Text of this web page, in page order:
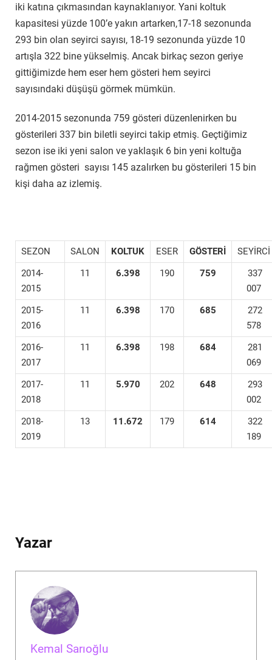
iki katına çıkmasından kaynaklanıyor. Yani koltuk
kapasitesi yüzde 100’e yakın artarken,17-18 sezonunda
293 bin olan seyirci sayısı, 18-19 sezonunda yüzde 10
artışla 322 bine yükselmiş. Ancak birkaç sezon geriye
gittiğimizde hem eser hem gösteri hem seyirci
sayısındaki düşüşü görmek mümkün.
2014-2015 sezonunda 759 gösteri düzenlenirken bu
gösterileri 337 bin biletli seyirci takip etmiş. Geçtiğimiz
sezon ise iki yeni salon ve yaklaşık 6 bin yeni koltuğa
rağmen gösteri sayısı 145 azalırken bu gösterileri 15 bin
kişi daha az izlemiş.
SEZON SALON KOLTUK ESER GÖSTERİ
SEYİRCİ
2014-
2015
11 6.398 190 759
337
007
2015-
2016
11 6.398 170 685
272
578
2016-
2017
11 6.398 198 684
281
069
2017-
2018
11 5.970 202 648
293
002
2018-
2019
13 11.672 179 614
322
189
Yazar
Kemal Sarıoğlu